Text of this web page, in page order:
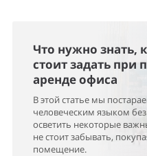
Что нужно знать,
стоит задать при
аренде офиса
В этой статье мы
человеческим языком
осветить некоторые
не стоит забывать,
помещение.